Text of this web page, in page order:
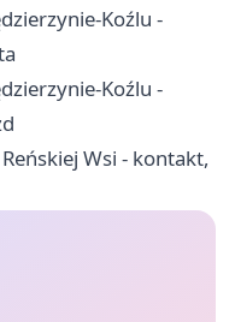
Koźlu -
Koźlu -
Wsi - kontakt,